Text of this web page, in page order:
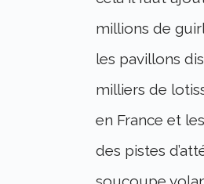
millions de
les pavillons
milliers de
en France et
des pistes